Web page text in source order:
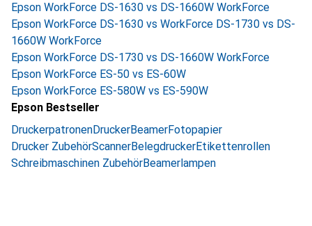
Epson WorkForce DS-1630 vs DS-1660W WorkForce
Epson WorkForce DS-1630 vs WorkForce DS-1730 vs DS-
1660W WorkForce
Epson WorkForce DS-1730 vs DS-1660W WorkForce
Epson WorkForce ES-50 vs ES-60W
Epson WorkForce ES-580W vs ES-590W
Epson Bestseller
DruckerpatronenDruckerBeamerFotopapier
Drucker ZubehörScannerBelegdruckerEtikettenrollen
Schreibmaschinen ZubehörBeamerlampen